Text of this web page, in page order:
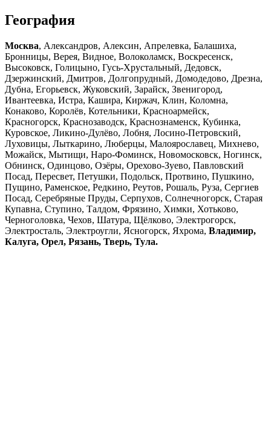
География
Москва, Александров, Алексин, Апрелевка, Балашиха,
Бронницы, Верея, Видное, Волоколамск, Воскресенск,
Высоковск, Голицыно, Гусь-Хрустальный, Дедовск,
Дзержинский, Дмитров, Долгопрудный, Домодедово, Дрезна,
Дубна, Егорьевск, Жуковский, Зарайск, Звенигород,
Ивантеевка, Истра, Кашира, Киржач, Клин, Коломна,
Конаково, Королёв, Котельники, Красноармейск,
Красногорск, Краснозаводск, Краснознаменск, Кубинка,
Куровское, Ликино-Дулёво, Лобня, Лосино-Петровский,
Луховицы, Лыткарино, Люберцы, Малоярославец, Михнево,
Можайск, Мытищи, Наро-Фоминск, Новомосковск, Ногинск,
Обнинск, Одинцово, Озёры, Орехово-Зуево, Павловский
Посад, Пересвет, Петушки, Подольск, Протвино, Пушкино,
Пущино, Раменское, Редкино, Реутов, Рошаль, Руза, Сергиев
Посад, Серебряные Пруды, Серпухов, Солнечногорск, Старая
Купавна, Ступино, Талдом, Фрязино, Химки, Хотьково,
Черноголовка, Чехов, Шатура, Щёлково, Электрогорск,
Электросталь, Электроугли, Ясногорск, Яхрома, Владимир,
Калуга, Орел, Рязань, Тверь, Тула.